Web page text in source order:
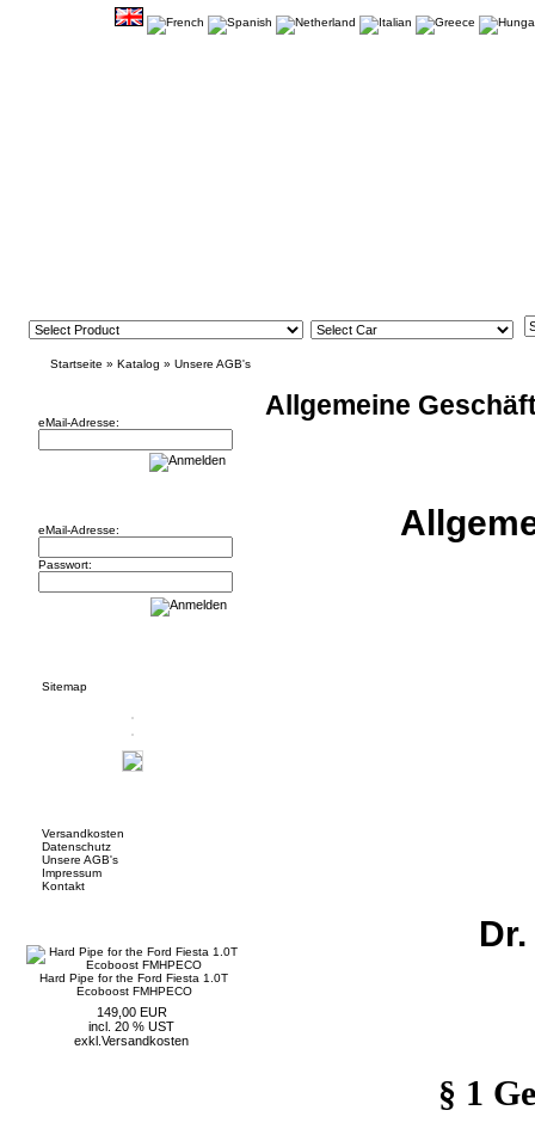
Startseite » Katalog » Unsere AGB's
eMail-Adresse:
eMail-Adresse:
Passwort:
Sitemap
Versandkosten
Datenschutz
Unsere AGB's
Impressum
Kontakt
Hard Pipe for the Ford Fiesta 1.0T
Ecoboost FMHPECO
149,00 EUR
incl. 20 % UST
exkl. Versandkosten
Allgemeine
§ 1